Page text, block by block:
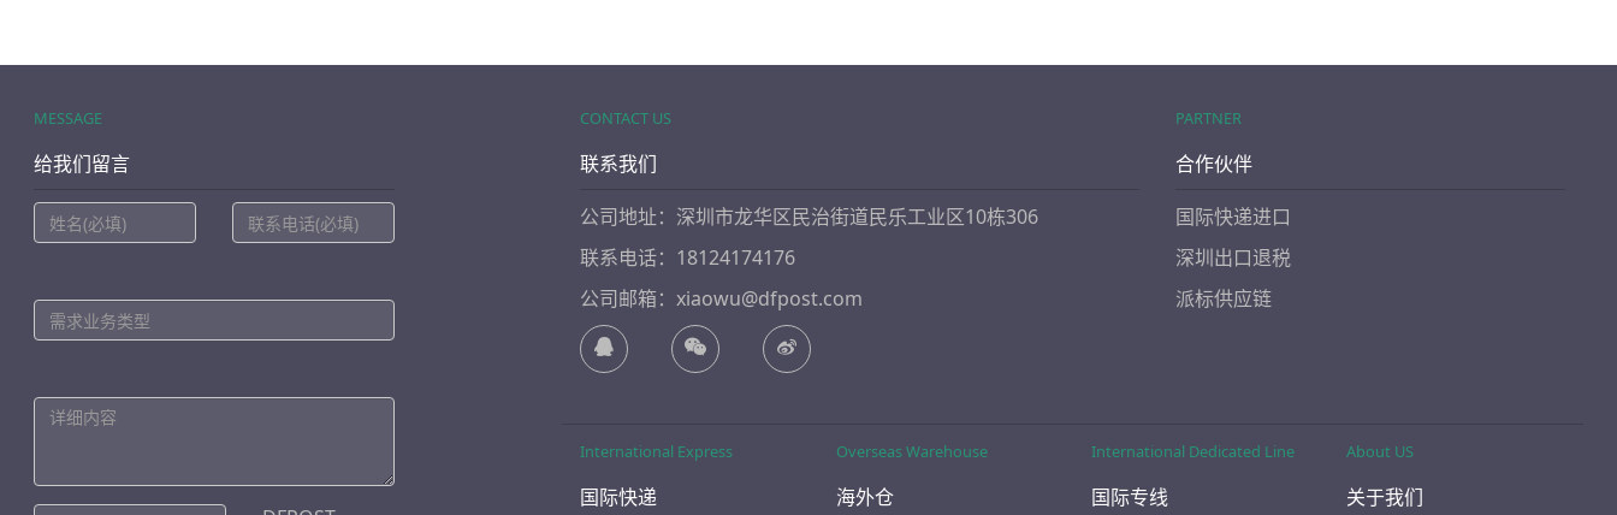
MESSAGE
给我们留言
CONTACT US
联系我们
公司地址：深圳市龙华区民治街道民乐工业区10栋306
联系电话：18124174176
公司邮箱：xiaowu@dfpost.com
PARTNER
合作伙伴
国际快递进口
深圳出口退税
派标供应链
International Express
国际快递
Overseas Warehouse
海外仓
International Dedicated Line
国际专线
About US
关于我们